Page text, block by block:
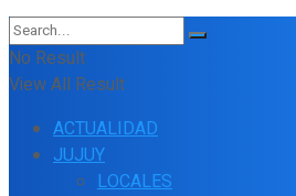
No Result
View All Result
ACTUALIDAD
JUJUY
LOCALES